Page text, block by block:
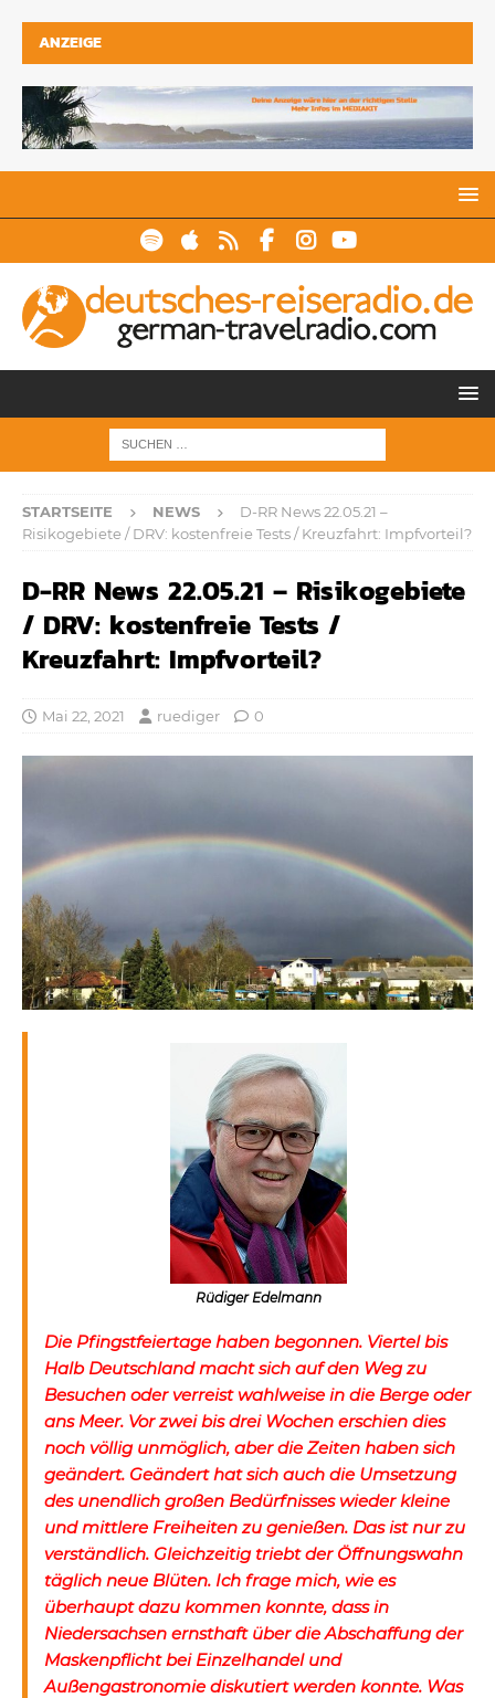
ANZEIGE
STARTSEITE NEWS
D-RR News 22.05.21 –
Risikogebiete / DRV: kostenfreie Tests / Kreuzfahrt: Impfvorteil?
D-RR News 22.05.21 – Risikogebiete
/ DRV: kostenfreie Tests /
Kreuzfahrt: Impfvorteil?
Mai 22, 2021 ruediger 0
Rüdiger Edelmann
Die Pfingstfeiertage haben begonnen. Viertel bis
Halb Deutschland macht sich auf den Weg zu
Besuchen oder verreist wahlweise in die Berge oder
ans Meer. Vor zwei bis drei Wochen erschien dies
noch völlig unmöglich, aber die Zeiten haben sich
geändert. Geändert hat sich auch die Umsetzung
des unendlich großen Bedürfnisses wieder kleine
und mittlere Freiheiten zu genießen. Das ist nur zu
verständlich. Gleichzeitig triebt der Öffnungswahn
täglich neue Blüten. Ich frage mich, wie es
überhaupt dazu kommen konnte, dass in
Niedersachsen ernsthaft über die Abschaffung der
Maskenpflicht bei Einzelhandel und
Außengastronomie diskutiert werden konnte. Was